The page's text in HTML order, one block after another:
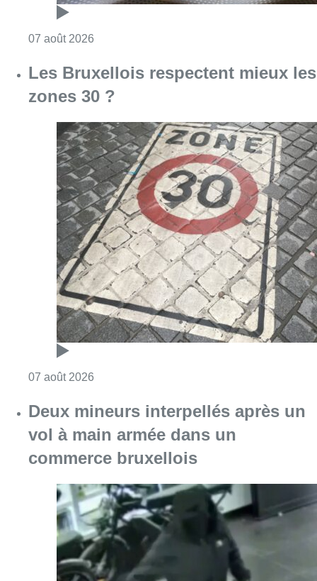
07 août 2026
Les Bruxellois respectent mieux les
zones 30 ?
07 août 2026
Deux mineurs interpellés après un
vol à main armée dans un
commerce bruxellois